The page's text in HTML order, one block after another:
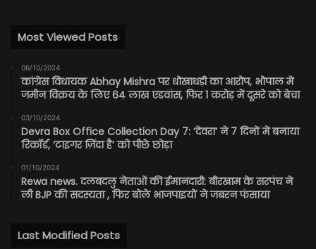
Most Viewed Posts
06/10/2024
कांग्रेस विधायक Abhay Mishra पर धोखाधड़ी का आरोप, भोपाल में
जमीन विक्रय के लिए 64 लाख एडवांस, फिर 1 करोड़ में दूसरे को बेचा
03/10/2024
Devra Box Office Collection Day 7: ‘देवरा’ ने 7 दिनों में बनाया
रिकॉर्ड, ‘टाइगर ज़िंदा है’ को पीछे छोड़ा
01/10/2024
Rewa news. दलबदलु नेताओं की ईमानदारी: बीरखाम के सरपंच ने
ली BJP की सदस्यता , फिर बोले भाजपाइयों ने जबरन फंसाया
Last Modified Posts